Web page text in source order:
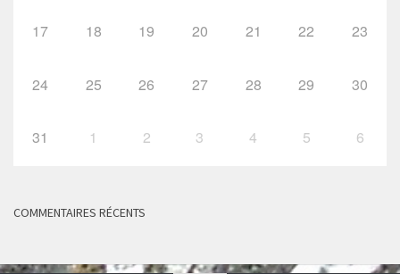
17 18 19 20 21 22 23
24 25 26 27 28 29 30
31 1 2 3 4 5 6
COMMENTAIRES RÉCENTS